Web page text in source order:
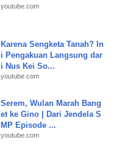
youtube.com
Karena Sengketa Tanah? In
i Pengakuan Langsung dar
i Nus Kei So...
youtube.com
Serem, Wulan Marah Bang
et ke Gino | Dari Jendela S
MP Episode ...
youtube.com